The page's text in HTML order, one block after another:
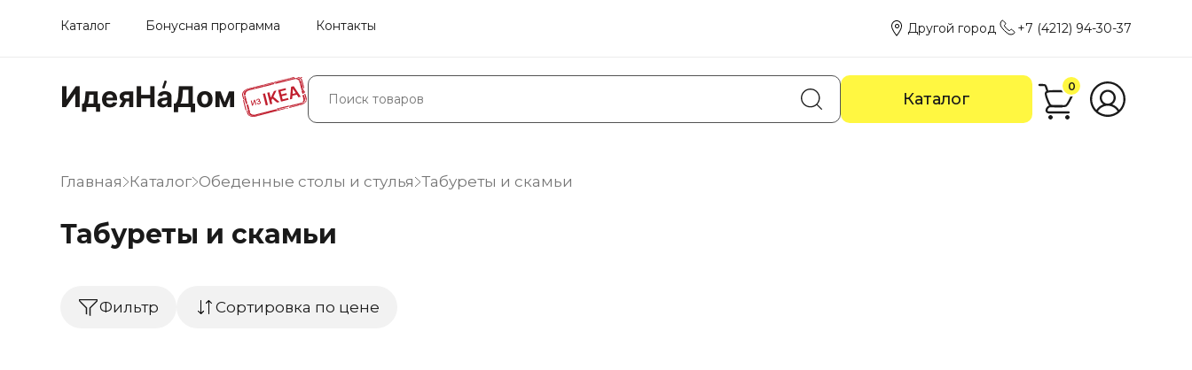
Каталог Бонусная программа Контакты Другой город +7 (4212) 94-30-37
Каталог
0
Главная Каталог Обеденные столы и стулья Табуреты и скамьи
Табуреты и скамьи
Фильтр Сортировка по цене